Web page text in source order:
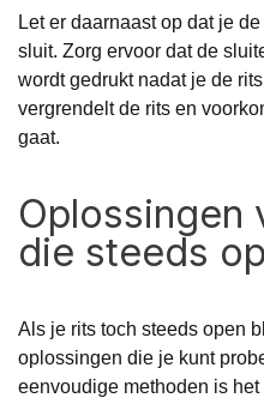
Let er daarnaast op dat je
sluit. Zorg ervoor dat de
wordt gedrukt nadat je de
vergrendelt de rits en
gaat.
Oplossingen
die steeds
Als je rits toch steeds open
oplossingen die je kunt
eenvoudige methoden is